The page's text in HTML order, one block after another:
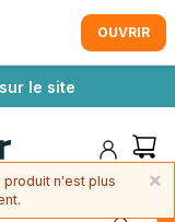
le site
OUVRIR
×
produit n'est plus